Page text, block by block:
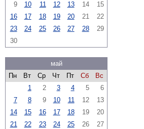
9
10 11 12 13 14
15
16
17 18 19 20 21
22
23
24 25 26 27 28
29
30
май
Пн
Вт Ср Чт Пт Сб
Вс
1
2 3 4 5
6
7
8 9 10 11 12
13
14
15 16 17 18 19
20
21
22 23 24 25 26
27